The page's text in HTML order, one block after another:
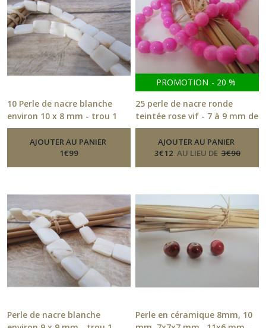
10 Perle de nacre blanche
environ 10 x 8 mm - trou 1
mm- 655-Perle Ceramique, Nacre
AJOUTER AU PANIER
1€99
PROMOTION - 20 %
25 perle de nacre ronde
teintée rose vif - 7 à 9 mm de
diamètre - 232.7-Perle
Ceramique, Nacre
AJOUTER AU PANIER
3€12 AU LIEU DE 3€90
Perle de nacre blanche
Perle en céramique 8mm, 10
Calottes
et
embouts
(15)
Cache-
Chaînes
(11)
Cordons
(47)
cordon
paracorde
(30)
crochet